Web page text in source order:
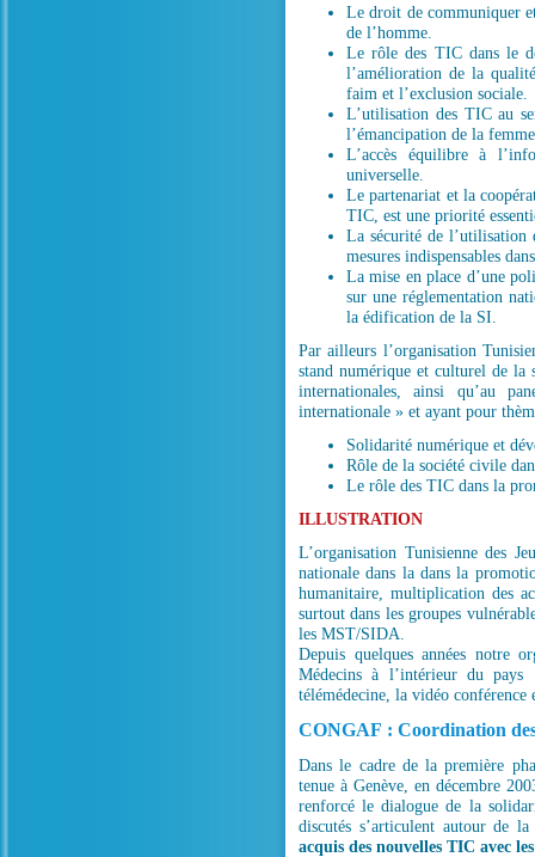
Le droit de communiquer
de l’homme.
Le rôle des TIC dans le
l’amélioration de la
faim et l’exclusion sociale.
L’utilisation des TIC au
l’émancipation de la
L’accès équilibre à
universelle.
Le partenariat et la
TIC, est une priorité
La sécurité de l’utilisation
mesures indispensables
La mise en place d’une
sur une réglementation
la édification de la SI.
Par ailleurs l’organisation
stand numérique et culturel de la
internationales, ainsi qu’au
internationale » et ayant pour
Solidarité numérique et
Rôle de la société civile
Le rôle des TIC dans la
ILLUSTRATION
L’organisation Tunisienne des
nationale dans la dans la
humanitaire, multiplication des
surtout dans les groupes
les MST/SIDA.
Depuis quelques années notre
Médecins à l’intérieur du
télémédecine, la vidéo conférence
CONGAF : Coordination
Dans le cadre de la première
tenue à Genève, en décembre
renforcé le dialogue de la
discutés s’articulent autour de
acquis des nouvelles TIC avec